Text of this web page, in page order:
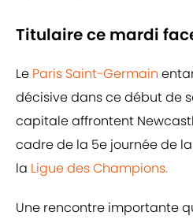
Titulaire ce mardi
Le Paris Saint-Germain
décisive dans ce début de
capitale affrontent
cadre de la 5e journée de
la Ligue des Champions.
Une rencontre importante